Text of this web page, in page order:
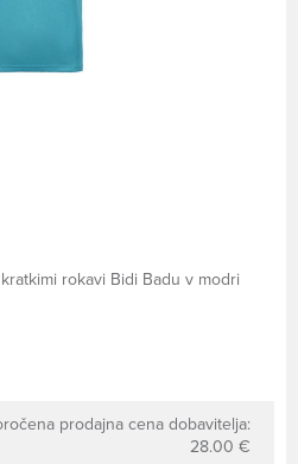
rokavi Bidi Badu v modri
prodajna cena dobavitelja:
28.00 €